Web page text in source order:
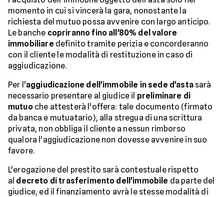
momento in cui si vincerà la gara, nonostante la
richiesta del mutuo possa avvenire con largo anticipo.
Le banche copriranno fino all'80% del valore
immobiliare definito tramite perizia e concorderanno
con il cliente le modalità di restituzione in caso di
aggiudicazione.
Per l'aggiudicazione dell'immobile in sede d'astasarà
necessario presentare al giudice il preliminare di
mutuoche attesterà l'offera: tale documento (firmato
da banca e mutuatario), alla stregua di una scrittura
privata, non obbliga il cliente a nessun rimborso
qualora l'aggiudicazione non dovesse avvenire in suo
favore.
L'erogazione del prestito sarà contestuale rispetto
al decreto di trasferimento dell'immobile da parte del
giudice, ed il finanziamento avrà le stesse modalità di